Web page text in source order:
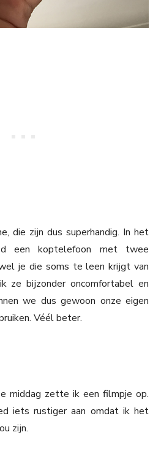
die zijn dus superhandig. In het
een koptelefoon met twee
je die soms te leen krijgt van
ze bijzonder oncomfortabel en
we dus gewoon onze eigen
Véél beter.
middag zette ik een filmpje op.
iets rustiger aan omdat ik het
zijn.